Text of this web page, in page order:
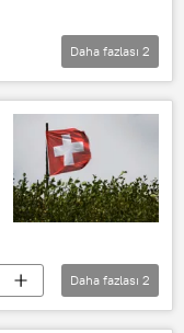
Daha fazlası 2
Daha fazlası 2